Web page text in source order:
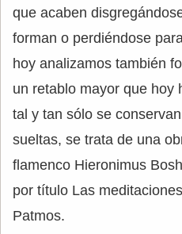
que acaben
forman o perdiéndose
hoy analizamos también
un retablo mayor que hoy
tal y tan sólo se
sueltas, se trata de una
flamenco Hieronimus
por título Las
Patmos.